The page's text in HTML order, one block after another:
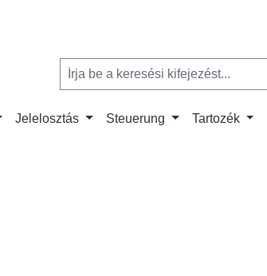
Jelelosztás Steuerung Tartozék